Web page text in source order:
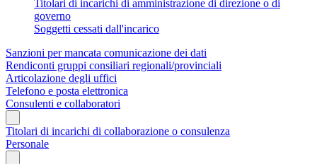
Titolari di incarichi di amministrazione di direzione o di
governo
Soggetti cessati dall'incarico
Sanzioni per mancata comunicazione dei dati
Rendiconti gruppi consiliari regionali/provinciali
Articolazione degli uffici
Telefono e posta elettronica
Consulenti e collaboratori
Titolari di incarichi di collaborazione o consulenza
Personale